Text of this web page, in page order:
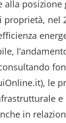
alla posizione
nel
le
in